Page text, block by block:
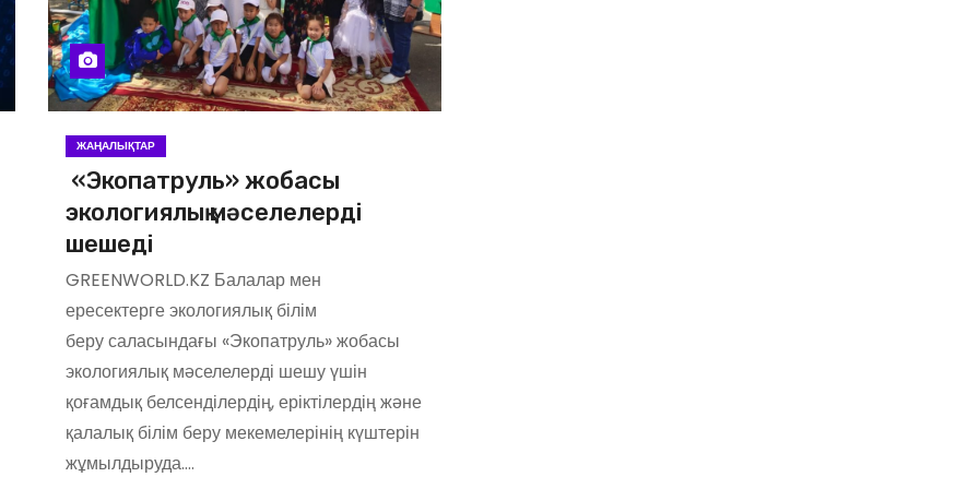
ЖАҢАЛЫҚТАР
«Экопатруль» жобасы
экологиялық мәселелерді
шешеді
GREENWORLD.KZ Балалар мен
ересектерге экологиялық білім
беру саласындағы «Экопатруль» жобасы
экологиялық мәселелерді шешу үшін
қоғамдық белсенділердің, еріктілердің және
қалалық білім беру мекемелерінің күштерін
жұмылдыруда.…